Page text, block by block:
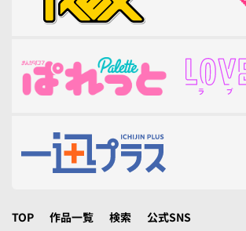
TOP 作品一覧 検索 公式SNS